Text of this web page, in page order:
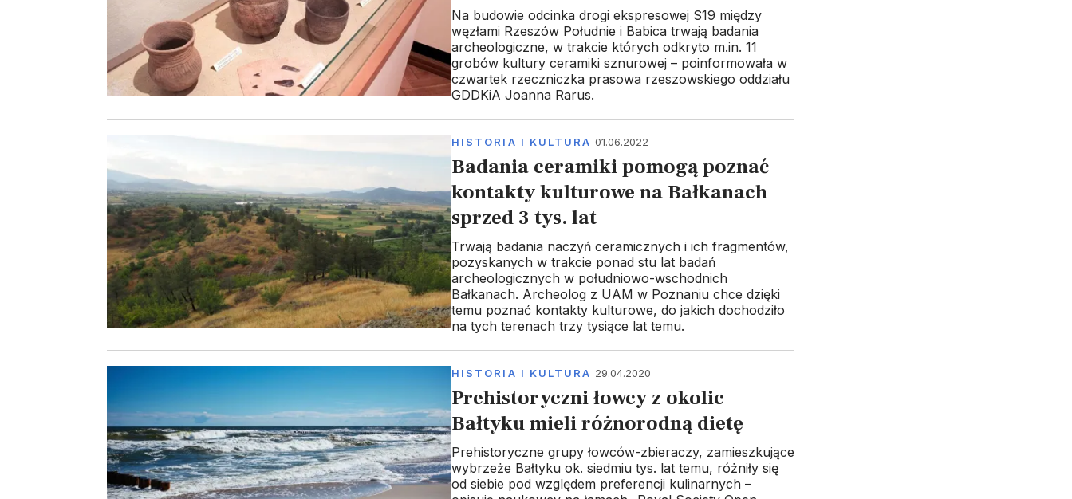
Na budowie odcinka drogi ekspresowej S19 między
węzłami Rzeszów Południe i Babica trwają badania
archeologiczne, w trakcie których odkryto m.in. 11
grobów kultury ceramiki sznurowej – poinformowała w
czwartek rzeczniczka prasowa rzeszowskiego oddziału
GDDKiA Joanna Rarus.
HISTORIA I KULTURA 01.06.2022
Badania ceramiki pomogą poznać
kontakty kulturowe na Bałkanach
sprzed 3 tys. lat
Trwają badania naczyń ceramicznych i ich fragmentów,
pozyskanych w trakcie ponad stu lat badań
archeologicznych w południowo-wschodnich
Bałkanach. Archeolog z UAM w Poznaniu chce dzięki
temu poznać kontakty kulturowe, do jakich dochodziło
na tych terenach trzy tysiące lat temu.
HISTORIA I KULTURA 29.04.2020
Prehistoryczni łowcy z okolic
Bałtyku mieli różnorodną dietę
Prehistoryczne grupy łowców-zbieraczy, zamieszkujące
wybrzeże Bałtyku ok. siedmiu tys. lat temu, różniły się
od siebie pod względem preferencji kulinarnych –